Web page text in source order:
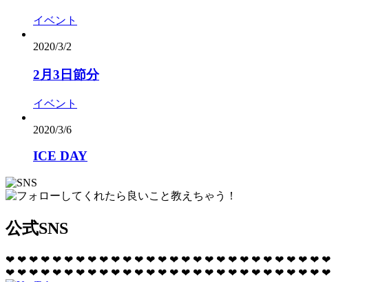
イベント
2020/3/2
2月3日節分
イベント
2020/3/6
ICE DAY
公式SNS
❤ ❤ ❤ ❤ ❤ ❤ ❤ ❤ ❤ ❤ ❤ ❤ ❤ ❤ ❤ ❤ ❤ ❤ ❤ ❤ ❤ ❤ ❤ ❤ ❤ ❤ ❤ ❤
❤ ❤ ❤ ❤ ❤ ❤ ❤ ❤ ❤ ❤ ❤ ❤ ❤ ❤ ❤ ❤ ❤ ❤ ❤ ❤ ❤ ❤ ❤ ❤ ❤ ❤ ❤ ❤